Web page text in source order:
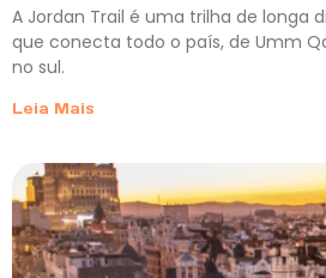
A Jordan Trail é uma trilha de longa
que conecta todo o país, de Umm
no sul.
Leia Mais